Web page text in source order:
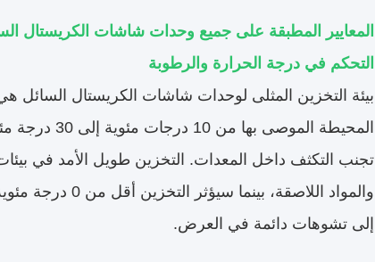
المعايير المطبقة على جميع وحدات شاشات الكريستال
التحكم في درجة الحرارة والرطوبة
بيئة التخزين المثلى لوحدات شاشات الكريستال السائل
والمواد
إلى تشوهات دائمة في العرض.